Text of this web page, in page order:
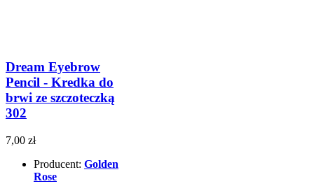
Dream Eyebrow
Pencil - Kredka do
brwi ze szczoteczką
302
7,00 zł
Producent: Golden
Rose